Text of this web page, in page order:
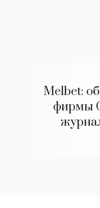
Melbet:
фирмы